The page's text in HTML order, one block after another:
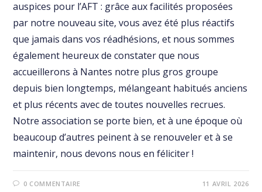
auspices pour l’AFT : grâce aux facilités proposées
par notre nouveau site, vous avez été plus réactifs
que jamais dans vos réadhésions, et nous sommes
également heureux de constater que nous
accueillerons à Nantes notre plus gros groupe
depuis bien longtemps, mélangeant habitués anciens
et plus récents avec de toutes nouvelles recrues.
Notre association se porte bien, et à une époque où
beaucoup d’autres peinent à se renouveler et à se
maintenir, nous devons nous en féliciter !
0 COMMENTAIRE 11 AVRIL 2026